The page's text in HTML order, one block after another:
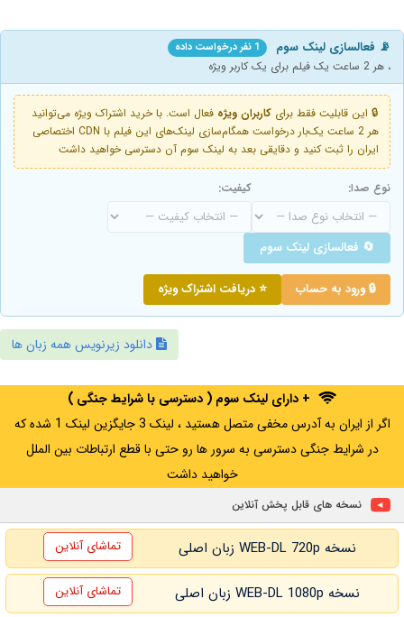
📡 فعالسازی لینک سوم 1 نفر درخواست داده
، هر 2 ساعت یک فیلم برای یک کاربر ویژه
🔒 این قابلیت فقط برای کاربران ویژه فعال است. با خرید اشتراک ویژه می‌توانید
هر 2 ساعت یک‌بار درخواست همگام‌سازی لینک‌های این فیلم با CDN اختصاصی
ایران را ثبت کنید و دقایقی بعد به لینک سوم آن دسترسی خواهید داشت
نوع صدا: کیفیت:
🔄 فعالسازی لینک سوم
🔒 ورود به حساب ⭐ دریافت اشتراک ویژه
دانلود زیرنویس همه زبان ها
+ دارای لینک سوم ( دسترسی با شرایط جنگی )
اگر از ایران به آدرس مخفی متصل هستید ، لینک 3 جایگزین لینک 1 شده که
در شرایط جنگی دسترسی به سرور ها رو حتی با قطع ارتباطات بین الملل
خواهید داشت
نسخه های قابل پخش آنلاین
نسخه WEB-DL 720p زبان اصلی تماشای آنلاین
نسخه WEB-DL 1080p زبان اصلی تماشای آنلاین